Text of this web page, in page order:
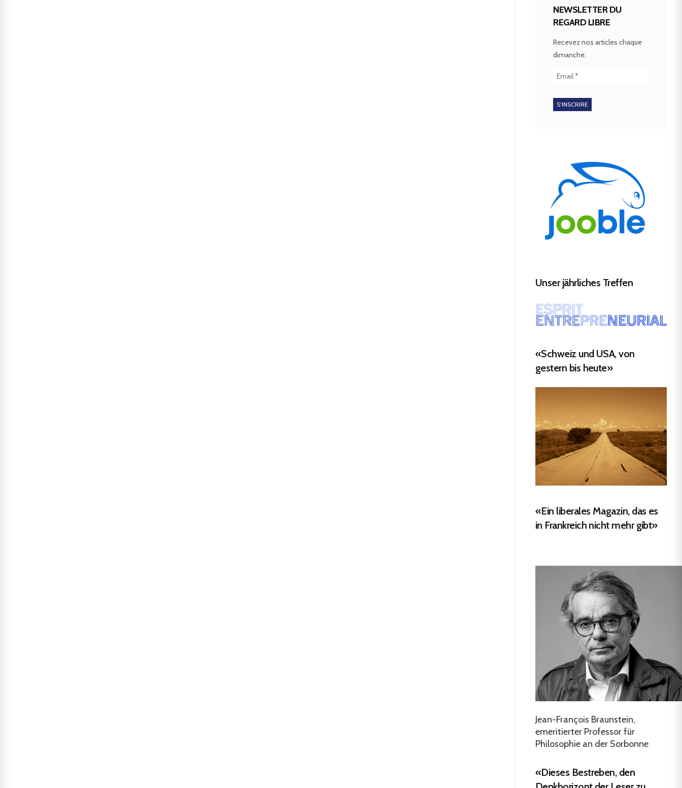
NEWSLETTER DU
REGARD LIBRE
Recevez nos articles chaque
dimanche.
Unser jährliches Treffen
«Schweiz und USA, von
gestern bis heute»
«Ein liberales Magazin, das es
in Frankreich nicht mehr gibt»
Jean-François Braunstein,
emeritierter Professor für
Philosophie an der Sorbonne
«Dieses Bestreben, den